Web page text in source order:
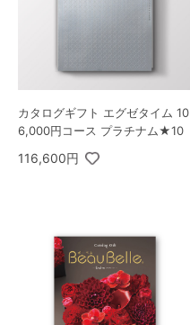
カタログギフト エグゼタイム 10
6,000円コース プラチナム★10
116,600円